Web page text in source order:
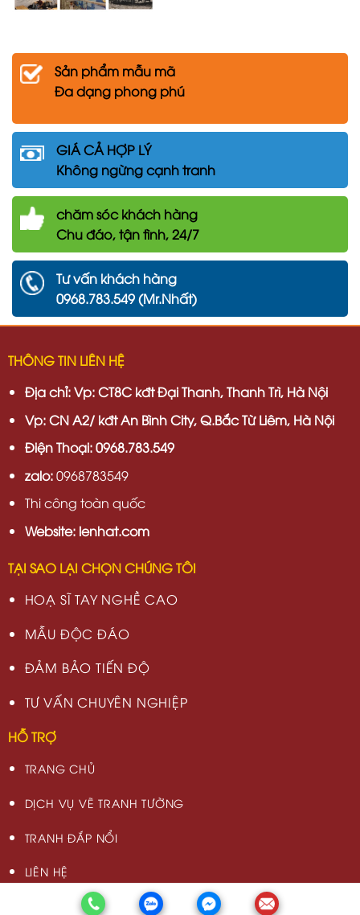
Sản phẩm mẫu mã
Đa dạng phong phú
GIÁ CẢ HỢP LÝ
Không ngừng cạnh tranh
chămsóc khách hàng
Chu đáo, tận tình, 24/7
Tư vấn khách hàng
0968.783.549 (Mr.Nhất)
THÔNG TIN LIÊN HỆ
Địa chỉ: Vp: CT8C kđt Đại Thanh, Thanh Trì, Hà Nội
Vp: CN A2/ kđt An Bình City, Q.Bắc Từ Liêm, Hà Nội
Điện Thoại: 0968.783.549
zalo:0968783549
Thi công toàn quốc
Website: lenhat.com
TẠI SAO LẠI CHỌN CHÚNG TÔI
HOẠ SĨ TAY NGHỀ CAO
MẪU ĐỘC ĐÁO
ĐẢM BẢO TIẾN ĐỘ
TƯ VẤN CHUYÊN NGHIỆP
HỖ TRỢ
TRANG CHỦ
DỊCH VỤ VẼ TRANH TƯỜNG
TRANH ĐẮP NỔI
LIÊN HỆ